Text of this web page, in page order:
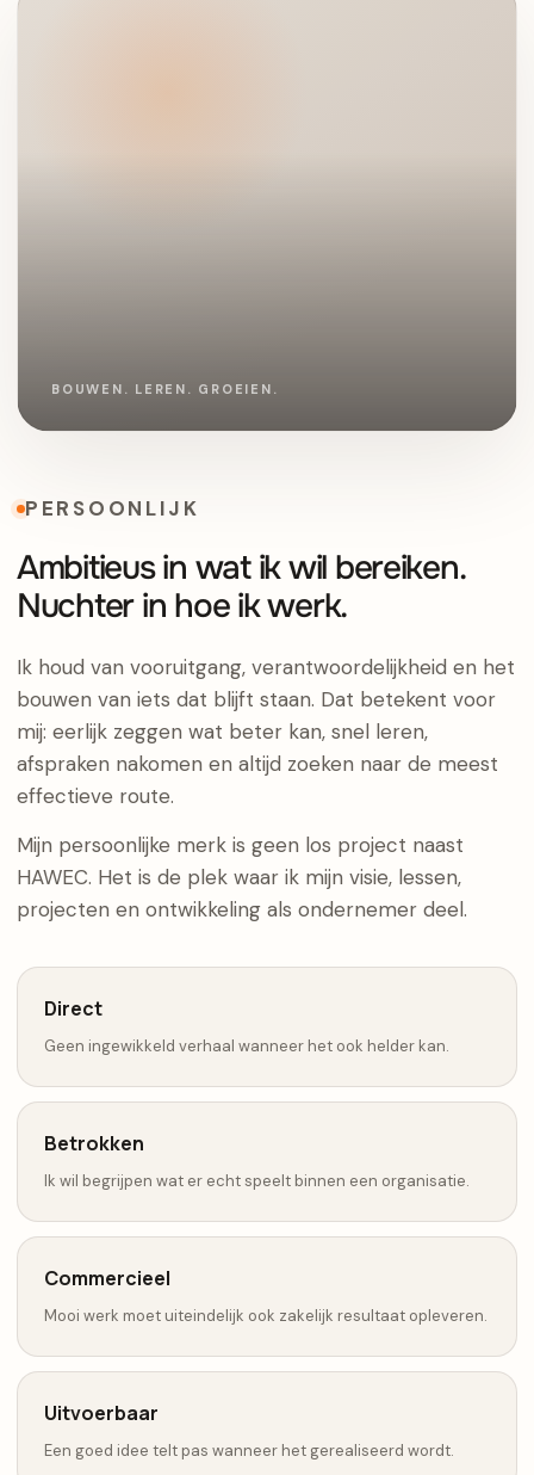
PERSOONLIJK
Ambitieus in wat ik wil bereiken.
Nuchter in hoe ik werk.
Ik houd van vooruitgang, verantwoordelijkheid en het
bouwen van iets dat blijft staan. Dat betekent voor
mij: eerlijk zeggen wat beter kan, snel leren,
afspraken nakomen en altijd zoeken naar de meest
effectieve route.
Mijn persoonlijke merk is geen los project naast
HAWEC. Het is de plek waar ik mijn visie, lessen,
projecten en ontwikkeling als ondernemer deel.
Direct
Geen ingewikkeld verhaal wanneer het ook helder kan.
Betrokken
Ik wil begrijpen wat er echt speelt binnen een organisatie.
Commercieel
Mooi werk moet uiteindelijk ook zakelijk resultaat opleveren.
Uitvoerbaar
Een goed idee telt pas wanneer het gerealiseerd wordt.